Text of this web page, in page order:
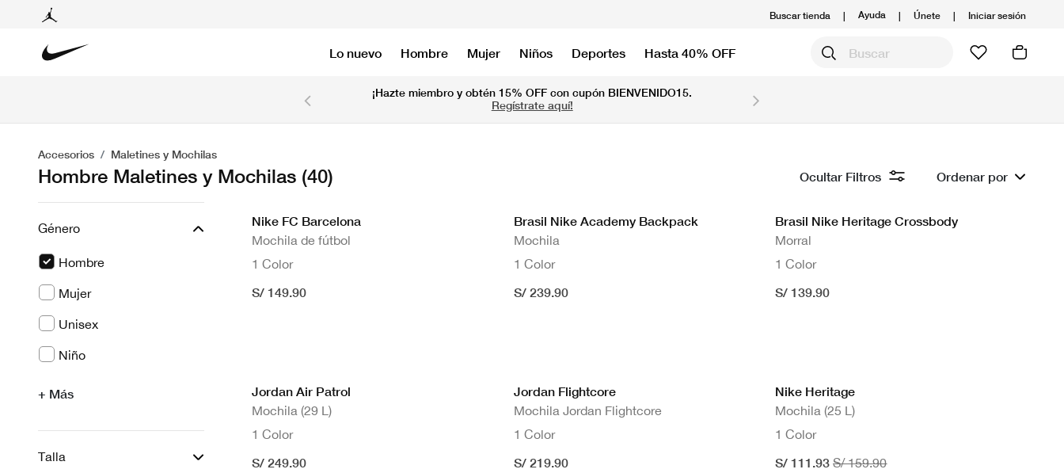
Buscar tienda | Ayuda | Únete | Iniciar sesión
Lo nuevo Hombre Mujer Niños Deportes Hasta 40% OFF
¡Hazte miembro y obtén 15% OFF con cupón BIENVENIDO15.
Regístrate aquí!
Accesorios Maletines y Mochilas
Hombre Maletines y Mochilas (40) Ocultar Filtros Ordenar por
Género
Hombre
seleccionado Actualmente Refinado por Género: Hombre
Mujer
Filtrar por Género: Mujer
Unisex
Filtrar por Género: Unisex
Niño
+ Más
Talla
Nike FC Barcelona
Mochila de fútbol
1 Color
S/ 149.90
Brasil Nike Academy Backpack
Mochila
1 Color
S/ 239.90
Brasil Nike Heritage Crossbody
Morral
1 Color
S/ 139.90
Jordan Air Patrol
Mochila (29 L)
1 Color
S/ 249.90
Jordan Flightcore
Mochila Jordan Flightcore
1 Color
S/ 219.90
Nike Heritage
Mochila (25 L)
1 Color
S/ 111.93S/ 159.90